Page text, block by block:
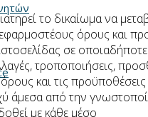
το δικαίωμα να
όρους και
σε
τροποποιήσεις,
και τις
άμεσα από την
με κάθε μέσο